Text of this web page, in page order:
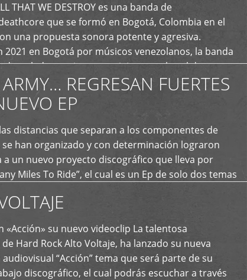
THAT WE DESTROY es una banda de
que se formó en Bogotá, Colombia en el
una propuesta sonora potente y agresiva.
2021 en Bogotá por músicos venezolanos, la banda
demoledores, ritmos vertiginosos y breakdowns
creando […]REGRESAN FUERTES
EP
distancias que separan a los componentes de
se han organizado y con determinación lograron
a un nuevo proyecto discográfico que lleva por
Miles To Ride”, el cual es un Ep de solo dos temas
[…]
«Acción» su nuevo videoclip La talentosa
Hard Rock Alto Voltaje, ha lanzado su nueva
“Acción” tema que será parte de su
discográfico, el cual podrás escuchar a través